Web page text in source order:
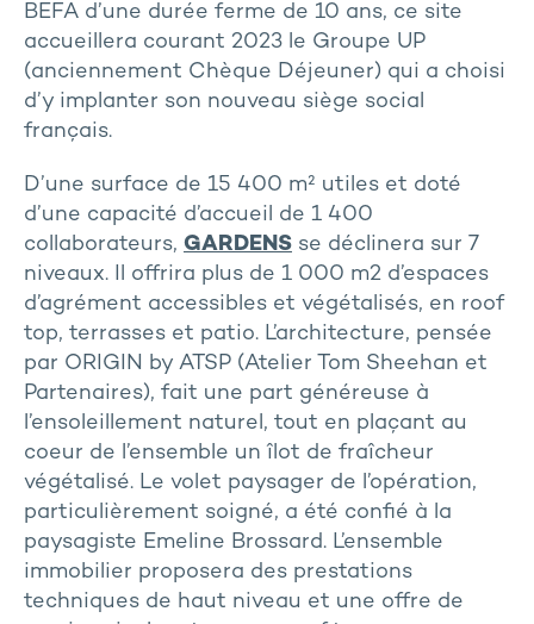
BEFA d’une durée ferme de 10 ans, ce site
accueillera courant 2023 le Groupe UP
(anciennement Chèque Déjeuner) qui a choisi
d’y implanter son nouveau siège social
français.
D’une surface de 15 400 m² utiles et doté
d’une capacité d’accueil de 1 400
collaborateurs, GARDENS se déclinera sur 7
niveaux. Il offrira plus de 1 000 m2 d’espaces
d’agrément accessibles et végétalisés, en roof
top, terrasses et patio. L’architecture, pensée
par ORIGIN by ATSP (Atelier Tom Sheehan et
Partenaires), fait une part généreuse à
l’ensoleillement naturel, tout en plaçant au
coeur de l’ensemble un îlot de fraîcheur
végétalisé. Le volet paysager de l’opération,
particulièrement soigné, a été confié à la
paysagiste Emeline Brossard. L’ensemble
immobilier proposera des prestations
techniques de haut niveau et une offre de